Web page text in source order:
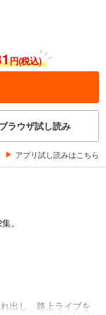
円(税込)
ブラウザ試し読み
アプリ試し読みはこちら
。
出し、路上ライブを